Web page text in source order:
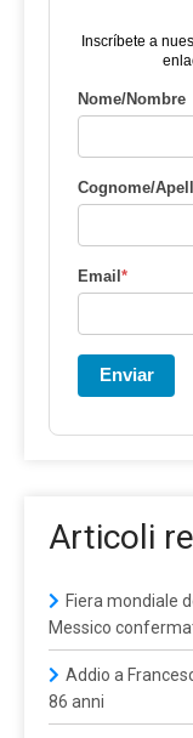
Inscríbete a
Nome/Nombre
Cognome/
Email *
Enviar
Articoli
Fiera mondiale
Messico
Addio a
86 anni